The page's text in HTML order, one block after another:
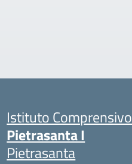
Istituto Comprensivo
Pietrasanta I
Pietrasanta